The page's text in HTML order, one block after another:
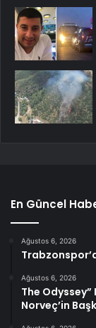
En Güncel
Ağustos 6, 2026
Ağustos 6, 2026
The
Norveç’in